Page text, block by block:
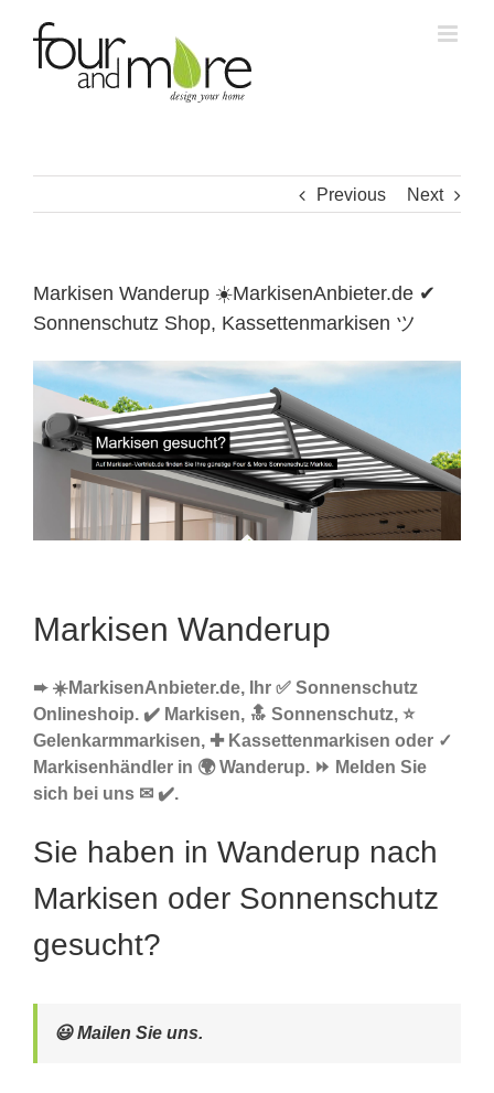
content
Previous Next
Markisen Wanderup ☀️MarkisenAnbieter.de ✔
Sonnenschutz Shop, Kassettenmarkisen ツ
Markisen Wanderup
➨ ☀️MarkisenAnbieter.de, Ihr ✅ Sonnenschutz
Onlineshoip. ✔️ Markisen, 🔝 Sonnenschutz, ⭐
Gelenkarmmarkisen, ✚ Kassettenmarkisen oder ✓
Markisenhändler in 🌍 Wanderup. ⏩ Melden Sie
sich bei uns ✉ ✔️.
Sie haben in Wanderup nach
Markisen oder Sonnenschutz
gesucht?
😃 Mailen Sie uns.